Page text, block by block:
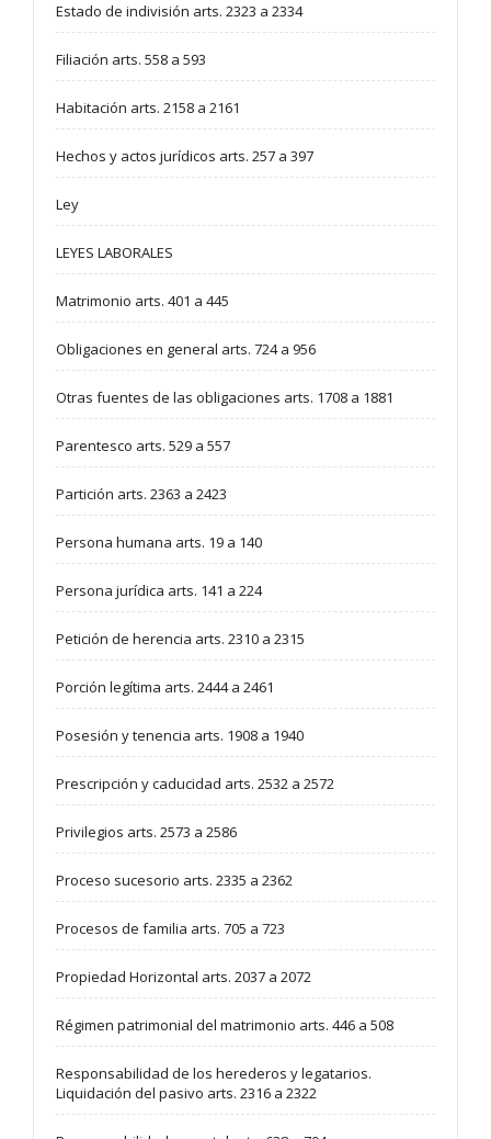
Estado de indivisión arts. 2323 a 2334
Filiación arts. 558 a 593
Habitación arts. 2158 a 2161
Hechos y actos jurídicos arts. 257 a 397
Ley
LEYES LABORALES
Matrimonio arts. 401 a 445
Obligaciones en general arts. 724 a 956
Otras fuentes de las obligaciones arts. 1708 a 1881
Parentesco arts. 529 a 557
Partición arts. 2363 a 2423
Persona humana arts. 19 a 140
Persona jurídica arts. 141 a 224
Petición de herencia arts. 2310 a 2315
Porción legítima arts. 2444 a 2461
Posesión y tenencia arts. 1908 a 1940
Prescripción y caducidad arts. 2532 a 2572
Privilegios arts. 2573 a 2586
Proceso sucesorio arts. 2335 a 2362
Procesos de familia arts. 705 a 723
Propiedad Horizontal arts. 2037 a 2072
Régimen patrimonial del matrimonio arts. 446 a 508
Responsabilidad de los herederos y legatarios.
Liquidación del pasivo arts. 2316 a 2322